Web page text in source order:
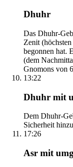
Dhuhr
Das Dhuhr-
Zenit
begonnen hat.
(dem
Gnomons von
13:22
Dhuhr mit
Dem Dhuhr-
Sicherheit
17:26
Asr mit